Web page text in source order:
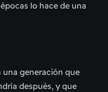
lo hace de una
una generación que
después, y que